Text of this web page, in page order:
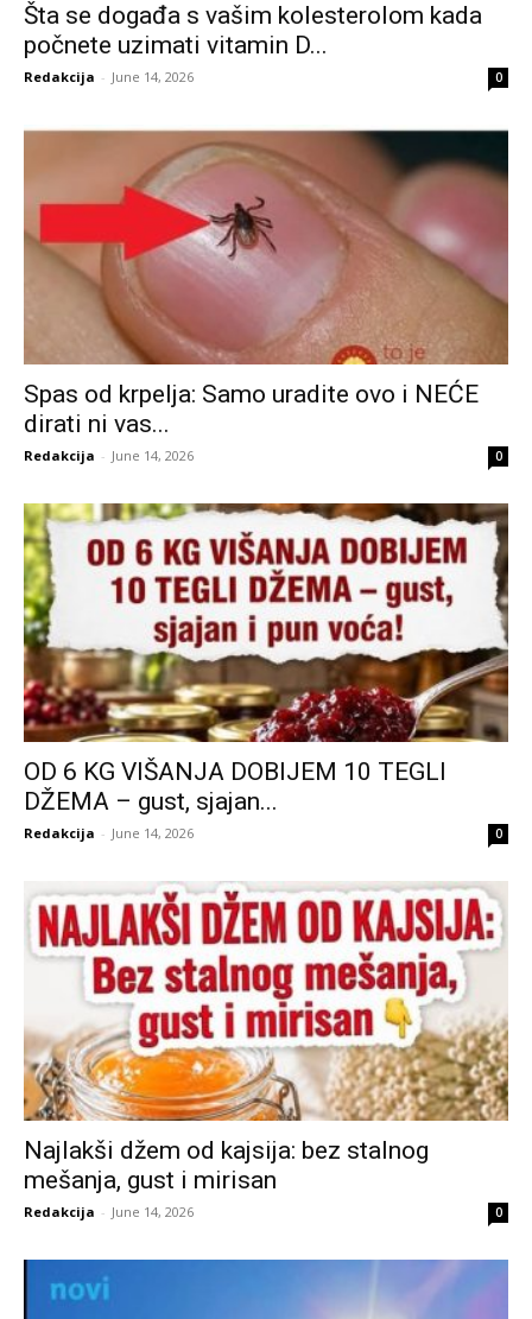
Šta se događa s vašim kolesterolom kada
počnete uzimati vitamin D...
Redakcija - June 14, 2026 0
Spas od krpelja: Samo uradite ovo i NEĆE
dirati ni vas...
Redakcija - June 14, 2026 0
OD 6 KG VIŠANJA DOBIJEM 10 TEGLI
DŽEMA – gust, sjajan...
Redakcija - June 14, 2026 0
Najlakši džem od kajsija: bez stalnog
mešanja, gust i mirisan
Redakcija - June 14, 2026 0